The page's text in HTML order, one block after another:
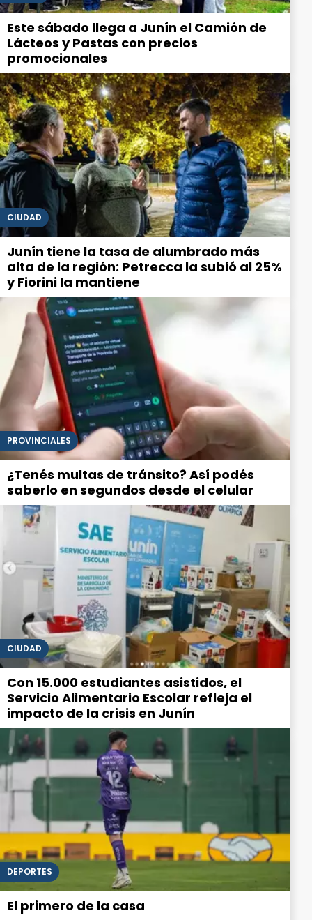
Este sábado llega a Junín el Camión de
Lácteos y Pastas con precios
promocionales
CIUDAD
Junín tiene la tasa de alumbrado más
alta de la región: Petrecca la subió al 25%
y Fiorini la mantiene
PROVINCIALES
¿Tenés multas de tránsito? Así podés
saberlo en segundos desde el celular
CIUDAD
Con 15.000 estudiantes asistidos, el
Servicio Alimentario Escolar refleja el
impacto de la crisis en Junín
DEPORTES
El primero de la casa